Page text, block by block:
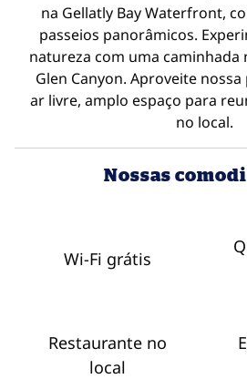
na Gellatly Bay Waterfront,
passeios panorâmicos.
natureza com uma caminhada
Glen Canyon. Aproveite
ar livre, amplo espaço para
no local.
Nossas
Wi-Fi grátis
Restaurante no
local